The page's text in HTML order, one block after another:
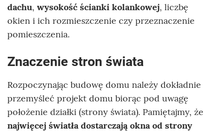
dachu, wysokość ścianki kolankowej, liczbę
okien i ich rozmieszczenie czy przeznaczenie
pomieszczenia.
Znaczenie stron świata
Rozpoczynając budowę domu należy dokładnie
przemyśleć projekt domu biorąc pod uwagę
położenie działki (strony świata). Pamiętajmy, że
najwięcej światła dostarczają okna od strony